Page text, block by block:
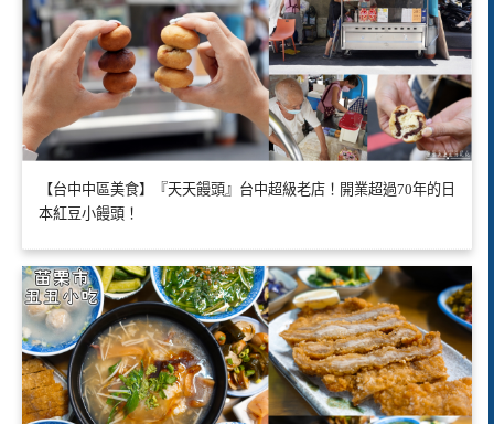
【台中中區美食】『天天饅頭』台中超級老店！開業超過70年的日
本紅豆小饅頭！